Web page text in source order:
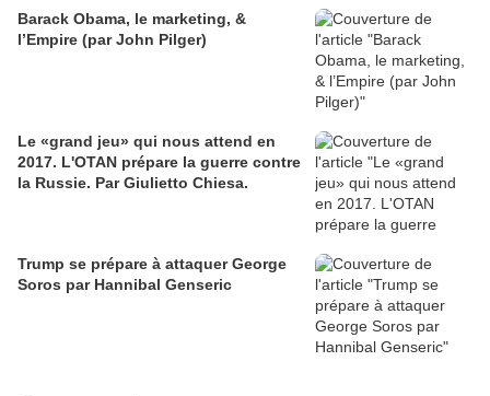
Barack Obama, le marketing, &
l’Empire (par John Pilger)
Le «grand jeu» qui nous attend en
2017. L'OTAN prépare la guerre contre
la Russie. Par Giulietto Chiesa.
Trump se prépare à attaquer George
Soros par Hannibal Genseric